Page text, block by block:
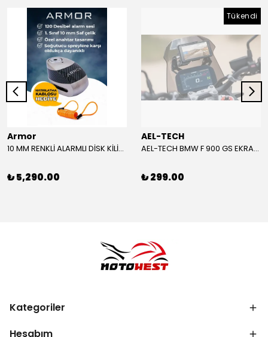
Armor
10 MM RENKLİ ALARMLI DİSK KİLİDİ YENİ VERSİYON
₺ 5,290.00
Tükendi
AEL-TECH
AEL-TECH BMW F 900 GS EKRAN/GÖSTERGE KORUYUCU 2024-2025
₺ 299.00
Kategoriler
Hesabım